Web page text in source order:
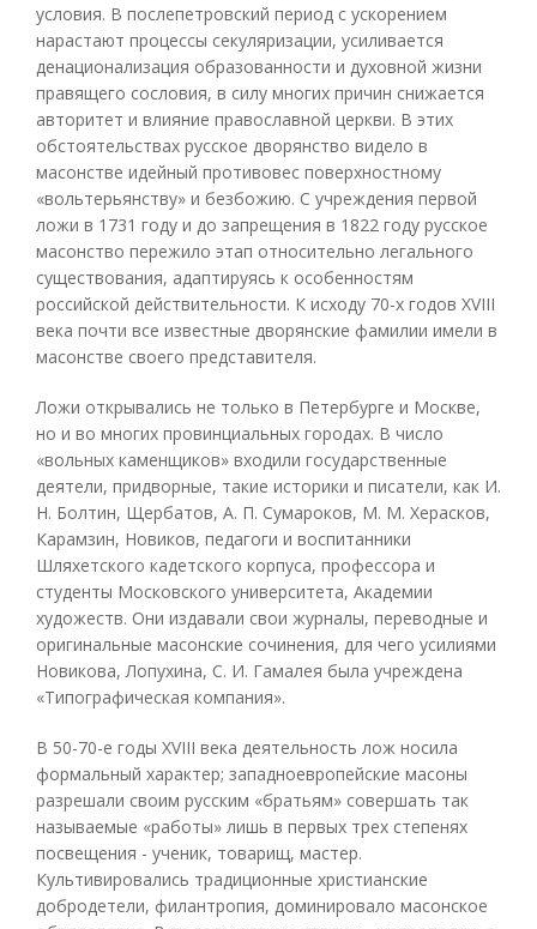
условия. В послепетровский период с ускорением
нарастают процессы секуляризации, усиливается
денационализация образованности и духовной жизни
правящего сословия, в силу многих причин снижается
авторитет и влияние православной церкви. В этих
обстоятельствах русское дворянство видело в
масонстве идейный противовес поверхностному
«вольтерьянству» и безбожию. С учреждения первой
ложи в 1731 году и до запрещения в 1822 году русское
масонство пережило этап относительно легального
существования, адаптируясь к особенностям
российской действительности. К исходу 70-х годов XVIII
века почти все известные дворянские фамилии имели в
масонстве своего представителя.
Ложи открывались не только в Петербурге и Москве,
но и во многих провинциальных городах. В число
«вольных каменщиков» входили государственные
деятели, придворные, такие историки и писатели, как И.
Н. Болтин, Щербатов, А. П. Сумароков, М. М. Херасков,
Карамзин, Новиков, педагоги и воспитанники
Шляхетского кадетского корпуса, профессора и
студенты Московского университета, Академии
художеств. Они издавали свои журналы, переводные и
оригинальные масонские сочинения, для чего усилиями
Новикова, Лопухина, С. И. Гамалея была учреждена
«Типографическая компания».
В 50-70-е годы XVIII века деятельность лож носила
формальный характер; западноевропейские масоны
разрешали своим русским «братьям» совершать так
называемые «работы» лишь в первых трех степенях
посвещения - ученик, товарищ, мастер.
Культивировались традиционные христианские
добродетели, филантропия, доминировало масонское